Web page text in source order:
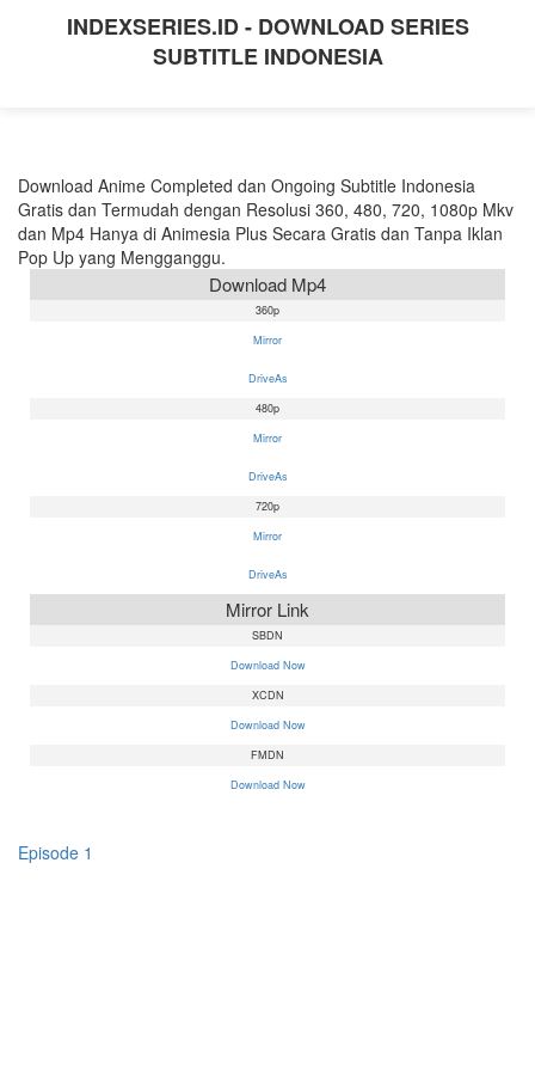
INDEXSERIES.ID - DOWNLOAD SERIES
SUBTITLE INDONESIA
Download Anime Completed dan Ongoing Subtitle Indonesia
Gratis dan Termudah dengan Resolusi 360, 480, 720, 1080p Mkv
dan Mp4 Hanya di Animesia Plus Secara Gratis dan Tanpa Iklan
Pop Up yang Mengganggu.
Download Mp4
360p
Mirror
DriveAs
480p
Mirror
DriveAs
720p
Mirror
DriveAs
Mirror Link
SBDN
Download Now
XCDN
Download Now
FMDN
Download Now
Episode 1